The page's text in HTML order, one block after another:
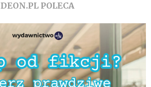
DEON.PL POLECA